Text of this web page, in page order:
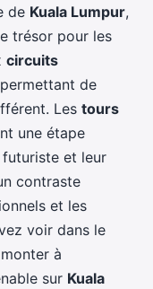
de Kuala Lumpur,
trésor pour les
circuits
de
Les tours
une étape
et leur
contraste
et les
voir dans le
à
sur Kuala